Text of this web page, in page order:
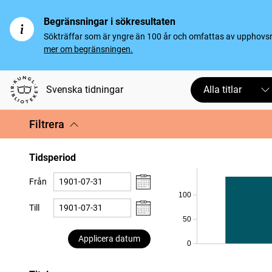
Begränsningar i sökresultaten
Sökträffar som är yngre än 100 år och omfattas av
mer om begränsningen.
Svenska tidningar Alla titlar
Filtrera
Tidsperiod
Från
Till
Applicera datum
0
50
100